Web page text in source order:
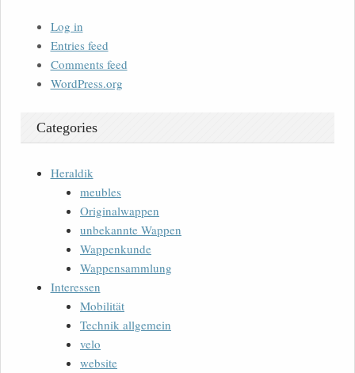
Log in
Entries feed
Comments feed
WordPress.org
Categories
Heraldik
meubles
Originalwappen
unbekannte Wappen
Wappenkunde
Wappensammlung
Interessen
Mobilität
Technik allgemein
velo
website